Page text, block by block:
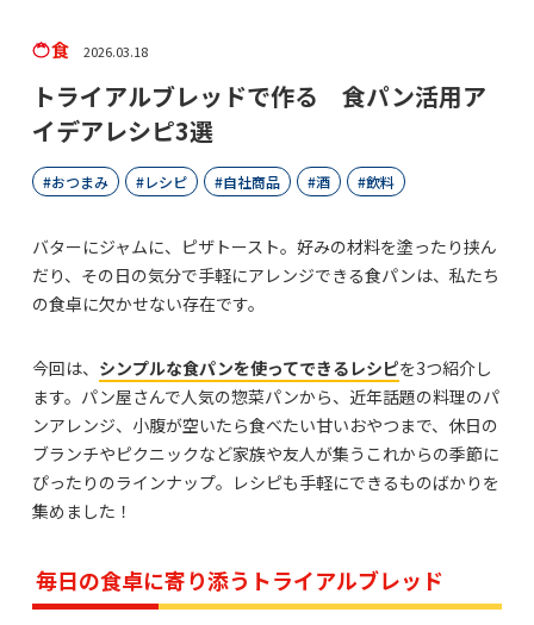
食 2026.03.18
トライアルブレッドで作る 食パン活用ア
イデアレシピ3選
おつまみ レシピ 自社商品 酒 飲料
バターにジャムに、ピザトースト。好みの材料を塗ったり挟ん
だり、その日の気分で手軽にアレンジできる食パンは、私たち
の食卓に欠かせない存在です。
今回は、 シンプルな食パンを使ってできるレシピを3つ紹介し
ます。パン屋さんで人気の惣菜パンから、近年話題の料理のパ
ンアレンジ、小腹が空いたら食べたい甘いおやつまで、休日の
ブランチやピクニックなど家族や友人が集うこれからの季節に
ぴったりのラインナップ。レシピも手軽にできるものばかりを
集めました！
毎日の食卓に寄り添うトライアルブレッド